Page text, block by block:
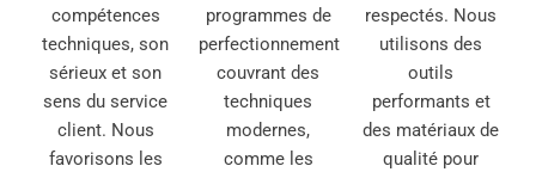
compétences
techniques, son
sérieux et son
sens du service
client. Nous
favorisons les
programmes de
perfectionnement
couvrant des
techniques
modernes,
comme les
respectés. Nous
utilisons des
outils
performants et
des matériaux de
qualité pour